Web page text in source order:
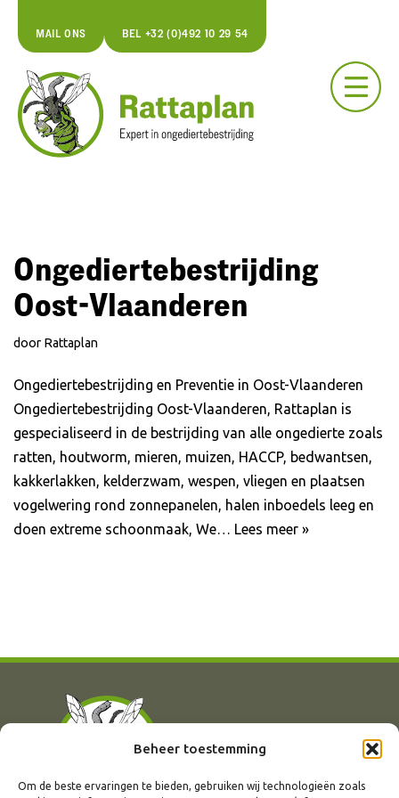
Beheer toestemming
Om de beste ervaringen te bieden, gebruiken wij technologieën zoals
Spring
naar
de
inhoud
MAIL ONS BEL +32 (0)492 10 29 54
Ongediertebestrijding
Oost-Vlaanderen
door Rattaplan
Ongediertebestrijding en Preventie in Oost-Vlaanderen
Ongediertebestrijding Oost-Vlaanderen, Rattaplan is
gespecialiseerd in de bestrijding van alle ongedierte zoals
ratten, houtworm, mieren, muizen, HACCP, bedwantsen,
kakkerlakken, kelderzwam, wespen, vliegen en plaatsen
vogelwering rond zonnepanelen, halen inboedels leeg en
doen extreme schoonmaak, We… Lees meer »